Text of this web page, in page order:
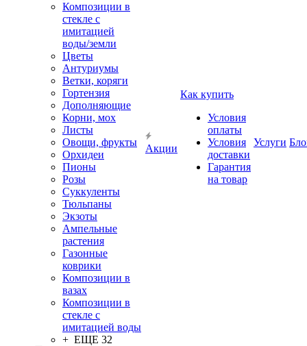
Композиции в
стекле с
имитацией
воды/земли
Цветы
Антуриумы
Ветки, коряги
Гортензия
Дополняющие
Корни, мох
Листы
Овощи, фрукты
Орхидеи
Пионы
Розы
Суккуленты
Тюльпаны
Экзоты
Ампельные
растения
Газонные
коврики
Композиции в
вазах
Композиции в
стекле с
имитацией воды
+ ЕЩЕ 32
Акции
Как купить
Условия
оплаты
Условия
доставки
Гарантия
на товар
Услуги